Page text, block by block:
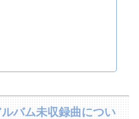
バム未収録曲につい